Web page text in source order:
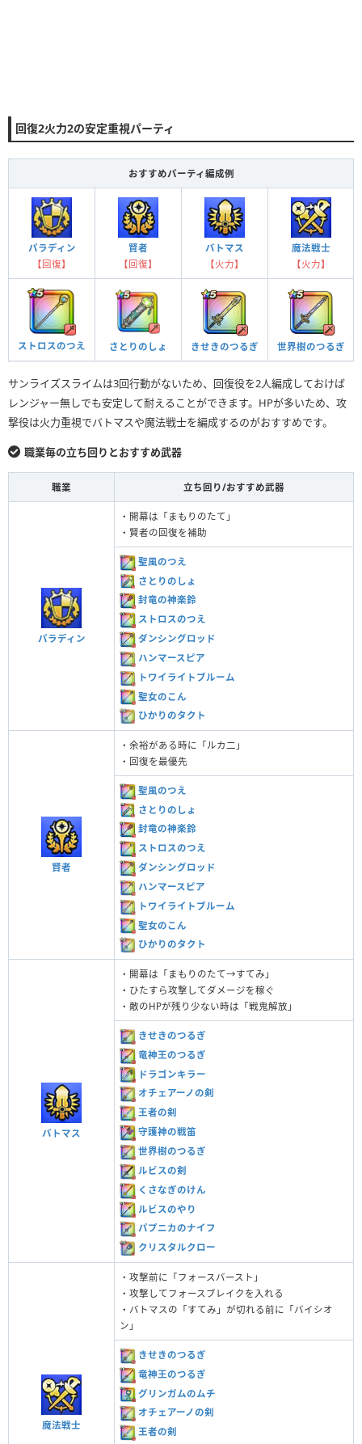
回復2火力2の安定重視パーティ
おすすめパーティ編成例
パラディン
【回復】
賢者
【回復】
バトマス
【火力】
魔法戦士
【火力】
ストロスのつえ さとりのしょ きせきのつるぎ 世界樹のつるぎ
サンライズスライムは3回行動がないため、回復役を2人編成しておけば
レンジャー無しでも安定して耐えることができます。HPが多いため、攻
撃役は火力重視でバトマスや魔法戦士を編成するのがおすすめです。
職業毎の立ち回りとおすすめ武器
職業 立ち回り/おすすめ武器
パラディン
・開幕は「まもりのたて」
・賢者の回復を補助
聖風のつえ
さとりのしょ
封竜の神楽鈴
ストロスのつえ
ダンシングロッド
ハンマースピア
トワイライトブルーム
聖女のこん
ひかりのタクト
賢者
・余裕がある時に「ルカ二」
・回復を最優先
聖風のつえ
さとりのしょ
封竜の神楽鈴
ストロスのつえ
ダンシングロッド
ハンマースピア
トワイライトブルーム
聖女のこん
ひかりのタクト
バトマス
・開幕は「まもりのたて→すてみ」
・ひたすら攻撃してダメージを稼ぐ
・敵のHPが残り少ない時は「戦鬼解放」
きせきのつるぎ
竜神王のつるぎ
ドラゴンキラー
オチェアーノの剣
王者の剣
守護神の戦笛
世界樹のつるぎ
ルビスの剣
くさなぎのけん
ルビスのやり
パプニカのナイフ
クリスタルクロー
魔法戦士
・攻撃前に「フォースバースト」
・攻撃してフォースブレイクを入れる
・バトマスの「すてみ」が切れる前に「バイシオ
ン」
きせきのつるぎ
竜神王のつるぎ
グリンガムのムチ
オチェアーノの剣
王者の剣